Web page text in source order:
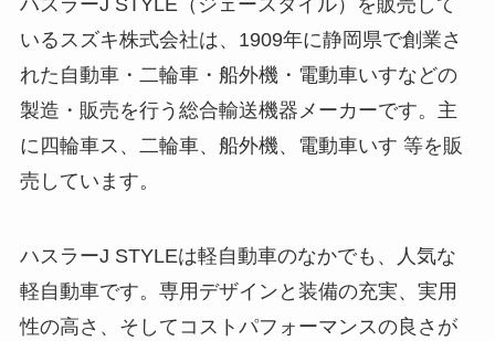
ハスラーJ STYLE（ジェースタイル）を販売して
いるスズキ株式会社は、1909年に静岡県で創業さ
れた自動車・二輪車・船外機・電動車いすなどの
製造・販売を行う総合輸送機器メーカーです。主
に四輪車ス、二輪車、船外機、電動車いす 等を販
売しています。
ハスラーJ STYLEは軽自動車のなかでも、人気な
軽自動車です。専用デザインと装備の充実、実用
性の高さ、そしてコストパフォーマンスの良さが